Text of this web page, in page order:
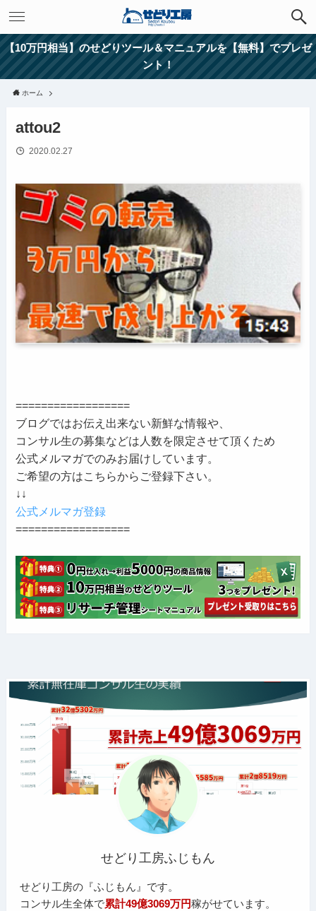
【10万円相当】のせどりツール＆マニュアルを【無料】でプレゼ
ント！
ホーム
attou2
2020.02.27
==================
ブログではお伝え出来ない新鮮な情報や、
コンサル生の募集などは人数を限定させて頂くため
公式メルマガでのみお届けしています。
ご希望の方はこちらからご登録下さい。
↓↓
公式メルマガ登録
==================
せどり工房ふじもん
せどり工房の『ふじもん』です。
コンサル生全体で累計49億3069万円稼がせています。